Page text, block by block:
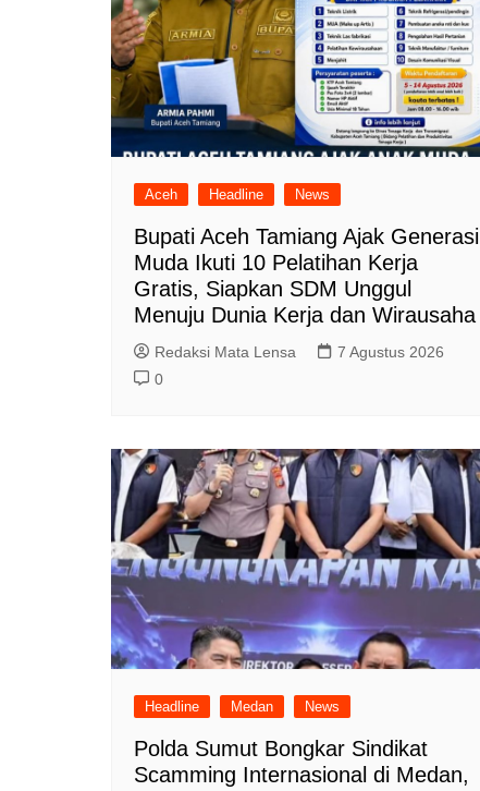
Aceh Headline News
Bupati Aceh Tamiang Ajak Generasi
Muda Ikuti 10 Pelatihan Kerja
Gratis, Siapkan SDM Unggul
Menuju Dunia Kerja dan Wirausaha
Redaksi Mata Lensa
7 Agustus 2026
0
Headline Medan News
Polda Sumut Bongkar Sindikat
Scamming Internasional di Medan,